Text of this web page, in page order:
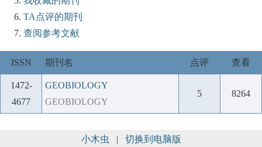
TA点评的期刊
查阅参考文献
ISSN 期刊名 点评 查看
1472-
4677
GEOBIOLOGY
GEOBIOLOGY
5 8264
小木虫 | 切换到电脑版